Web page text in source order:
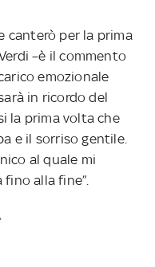
canterò per la prima
–è il commento
emozionale
in ricordo del
la prima volta che
e il sorriso gentile.
al quale mi
alla fine”.